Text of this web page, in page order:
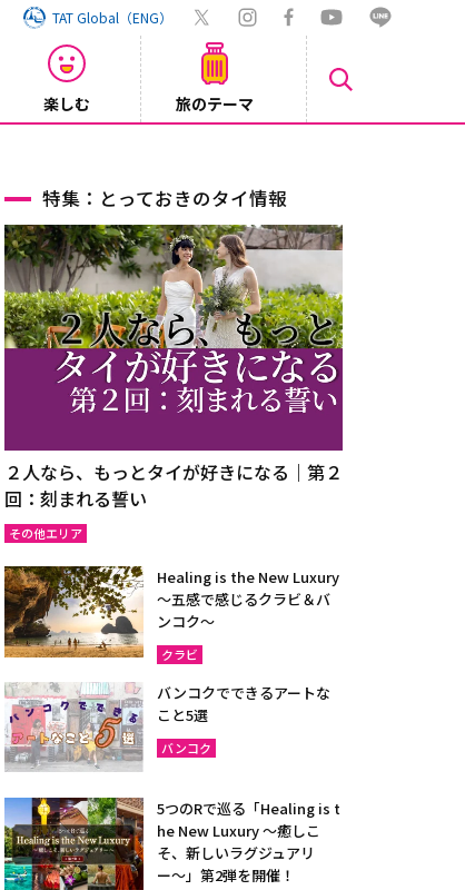
TAT Global（ENG）
楽しむ 旅のテーマ
特集：とっておきのタイ情報
２人なら、もっとタイが好きになる｜第２
回：刻まれる誓い
その他エリア
Healing is the New Luxury
～五感で感じるクラビ＆バ
ンコク～
クラビ
バンコクでできるアートな
こと5選
バンコク
5つのRで巡る「Healing is t
he New Luxury ～癒しこ
そ、新しいラグジュアリ
ー〜」第2弾を開催！